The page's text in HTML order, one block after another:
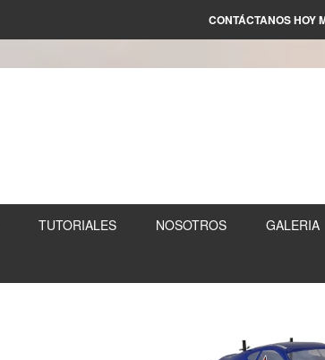
CONTÁCTANOS HOY
TUTORIALES NOSOTROS GALERIA